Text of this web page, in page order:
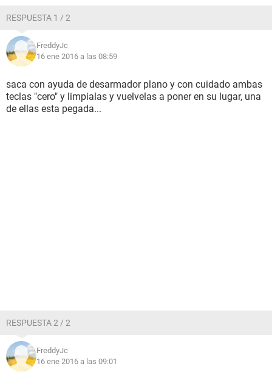
RESPUESTA 1 / 2
FreddyJc
16 ene 2016 a las 08:59
saca con ayuda de desarmador plano y con cuidado ambas
teclas "cero" y limpialas y vuelvelas a poner en su lugar, una
de ellas esta pegada...
RESPUESTA 2 / 2
FreddyJc
16 ene 2016 a las 09:01